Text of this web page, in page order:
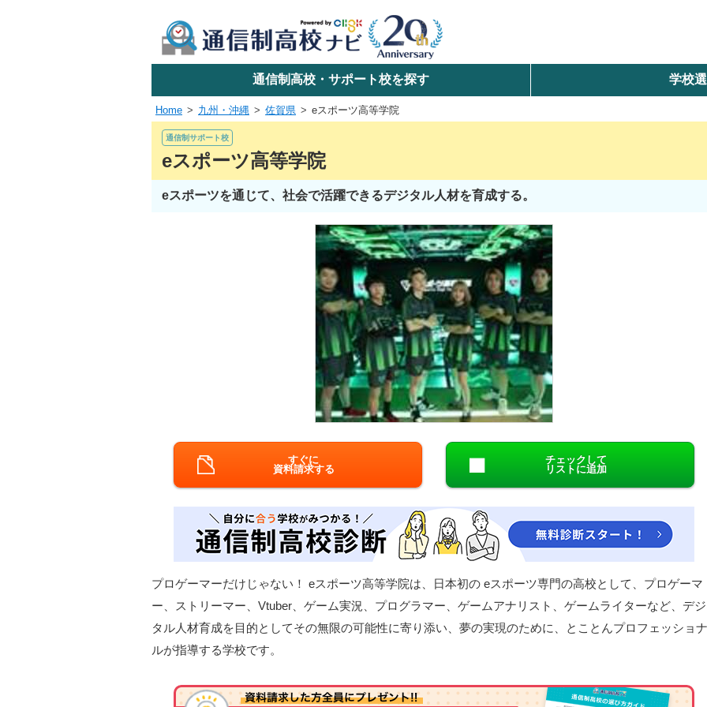
学校名で探す
検索
北陸・甲信越
中国
九州・沖縄
閉じる
通信制高校・サポート校を探す 学校
Home 九州・沖縄 佐賀県 eスポーツ高等学院
通信制サポート校
eスポーツ高等学院
eスポーツを通じて、社会で活躍できるデジタル人材を育成する。
すぐに
資料請求する
チェックして
リストに追加
プロゲーマーだけじゃない！ eスポーツ高等学院は、日本初の eスポーツ専門の高校として、プロゲーマ
ー、ストリーマー、Vtuber、ゲーム実況、プログラマー、ゲームアナリスト、ゲームライターなど、デジ
タル人材育成を目的としてその無限の可能性に寄り添い、夢の実現のために、とことんプロフェッショナ
ルが指導する学校です。